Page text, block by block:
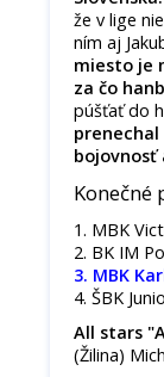
že v lige
ním aj
miesto je
za čo
púšťať do
bojovnosť
Konečné
1. MBK
2. BK IM
3. MBK
4. ŠBK
All stars
(Žilina)